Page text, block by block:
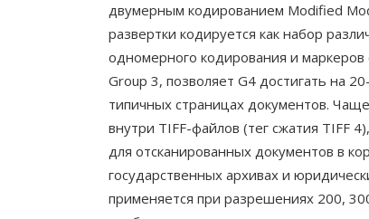
двумерным кодированием Modified
развертки кодируется как набор
одномерного кодирования и
Group 3, позволяет G4 достигать на
типичных страницах документов.
внутри TIFF-файлов (тег сжатия TIFF
для отсканированных документов в
государственных архивах и
применяется при разрешениях 200,